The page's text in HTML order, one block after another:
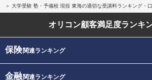
大学受験 塾・予備校 現役 東海の適切な受講料ランキング・
オリコン顧客満足度ランキ
保険関連ランキング
金融関連ランキング